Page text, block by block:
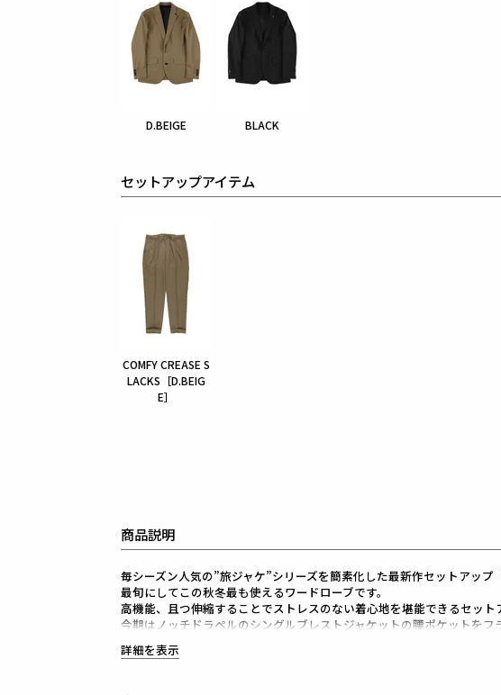
D.BEIGE BLACK
セットアップアイテム
COMFY CREASE S
LACKS［D.BEIG
E］
商品説明
毎シーズン人気の”旅ジャケ”シリーズを簡素化した最新作セットアップ
最旬にしてこの秋冬最も使えるワードローブです。
高機能、且つ伸縮することでストレスのない着心地を堪能できるセット
今期はノッチドラペルのシングルブレストジャケットの腰ポケットをフ
1PIU1UGUALE3が得意とするシャープで美しいシルエットに加え、
高機能ストレッチ素材と3Dパターン＆立体裁断により
詳細を表示